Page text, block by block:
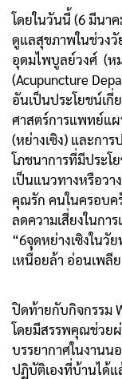
โดยในวันนี้ (6 มีนา
ดูแลสุขภาพในช่วง
อุดมไพบูลย์วงศ์ (ห
(Acupuncture
อันเป็นประโยชน์เกี่
ศาสตร์การแพทย์แ
(หย่างเซิง) และกา
โภชนาการที่มีประโ
เป็นแนวทางหรือว
คุณรัก คนในครอบค
ลดความเสี่ยงในกา
“6จุดหย่างเซิงในวั
เหนื่อยล้า อ่อนเพลี
ปิดท้ายกับกิจกรรม
โดยมีสรรพคุณช่วย
บรรยากาศในงานน
ปฏิบัติเองที่บ้านได้